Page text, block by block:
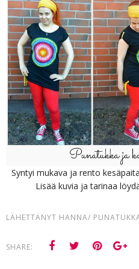
Syntyi mukava ja rento
Lisää kuvia ja tarinaa
LÄHETTÄNYT HANNA/
SHARE: